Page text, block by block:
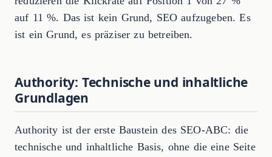
auf 11 %. Das ist kein Grund, SEO aufzugeben. Es
ist ein Grund, es präziser zu betreiben.
Authority: Technische und inhaltliche
Grundlagen
Authority ist der erste Baustein des SEO-ABC: die
technische und inhaltliche Basis, ohne die eine Seite